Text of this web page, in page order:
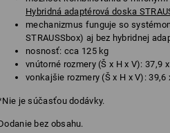
Hybridná adaptérová doska
mechanizmus funguje so
STRAUSSbox) aj bez hybridnej
nosnosť: cca 125 kg
vnútorné rozmery (Š x H x V): 37,9
vonkajšie rozmery (Š x H x V): 39,6
je súčasťou dodávky.
bez obsahu.